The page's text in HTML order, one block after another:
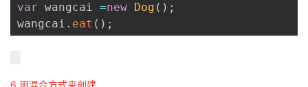
var wangcai =new Dog ( ) ;
wangcai . eat ( ) ;
6.用混合方式来创建